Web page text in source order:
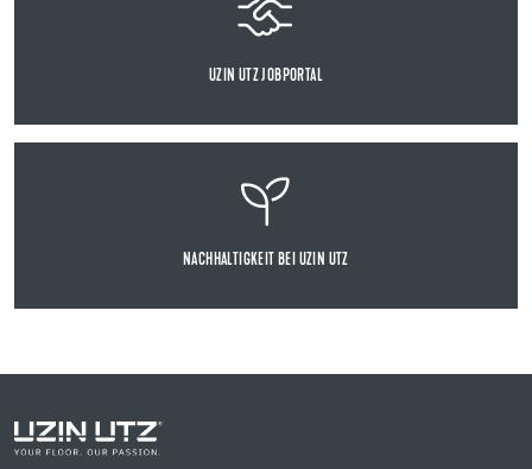
UZIN UTZ JOBPORTAL
NACHHALTIGKEIT BEI UZIN UTZ